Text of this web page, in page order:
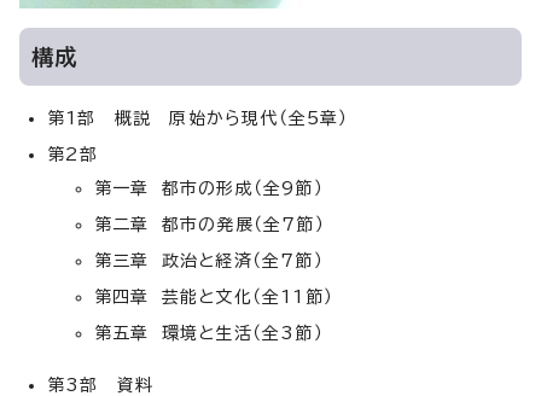
構成
第1部 概説 原始から現代（全5章）
第2部
第一章 都市の形成（全9節）
第二章 都市の発展（全7節）
第三章 政治と経済（全7節）
第四章 芸能と文化（全11節）
第五章 環境と生活（全3節）
第3部 資料